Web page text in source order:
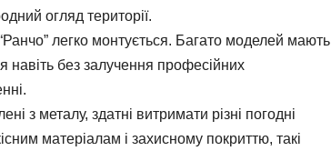
огляд території.
легко монтується. Багато моделей мають
навіть без залучення професійних
з металу, здатні витримати різні погодні
матеріалам і захисному покриттю, такі